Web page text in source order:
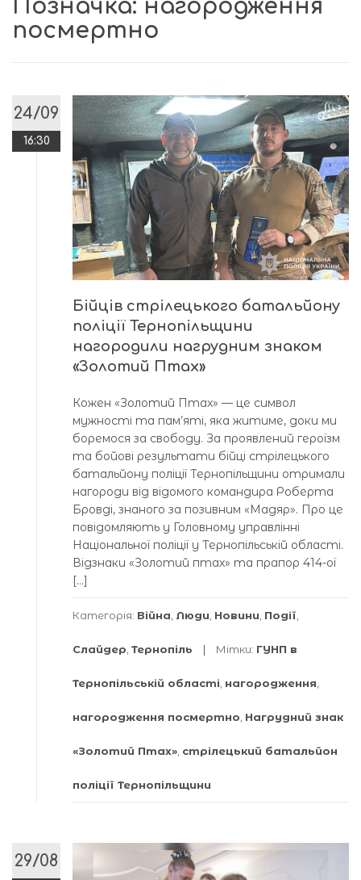
Позначка: нагородження
посмертно
24/09
16:30
Бійців стрілецького батальйону
поліції Тернопільщини
нагородили нагрудним знаком
«Золотий Птах»
Кожен «Золотий Птах» — це символ
мужності та пам’яті, яка житиме, доки ми
боремося за свободу. За проявлений героїзм
та бойові результати бійці стрілецького
батальйону поліції Тернопільщини отримали
нагороди від відомого командира Роберта
Бровді, знаного за позивним «Мадяр». Про це
повідомляють у Головному управлінні
Національної поліції у Тернопільській області.
Відзнаки «Золотий птах» та прапор 414-ої
[…]
Категорія: Війна Люди Новини Події
Слайдер Тернопіль Мітки: ГУНП в
Тернопільській області нагородження
нагородження посмертно Нагрудний знак
«Золотий Птах» стрілецький батальйон
поліції Тернопільщини
29/08